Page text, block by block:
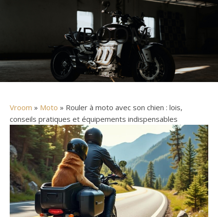
VROOM
Vroom » Moto » Rouler à moto avec son chien : lois,
conseils pratiques et équipements indispensables